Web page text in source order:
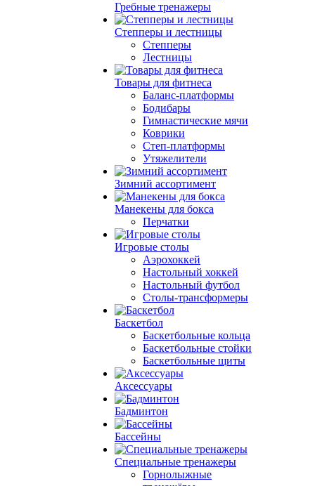
Гребные тренажеры
Степперы и лестницы
Степперы
Лестницы
Товары для фитнеса
Баланс-платформы
Бодибары
Гимнастические мячи
Коврики
Степ-платформы
Утяжелители
Зимний ассортимент
Манекены для бокса
Перчатки
Игровые столы
Аэрохоккей
Настольный хоккей
Настольный футбол
Столы-трансформеры
Баскетбол
Баскетбольные кольца
Баскетбольные стойки
Баскетбольные щиты
Аксессуары
Бадминтон
Бассейны
Специальные тренажеры
Горнолыжные